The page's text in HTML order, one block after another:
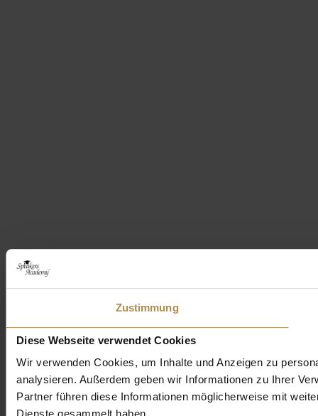
Zustimmung
Diese Webseite verwendet Cookies
Wir verwenden Cookies, um Inhalte und Anzeigen zu
analysieren. Außerdem geben wir Informationen zu Ihrer
Partner führen diese Informationen möglicherweise mit